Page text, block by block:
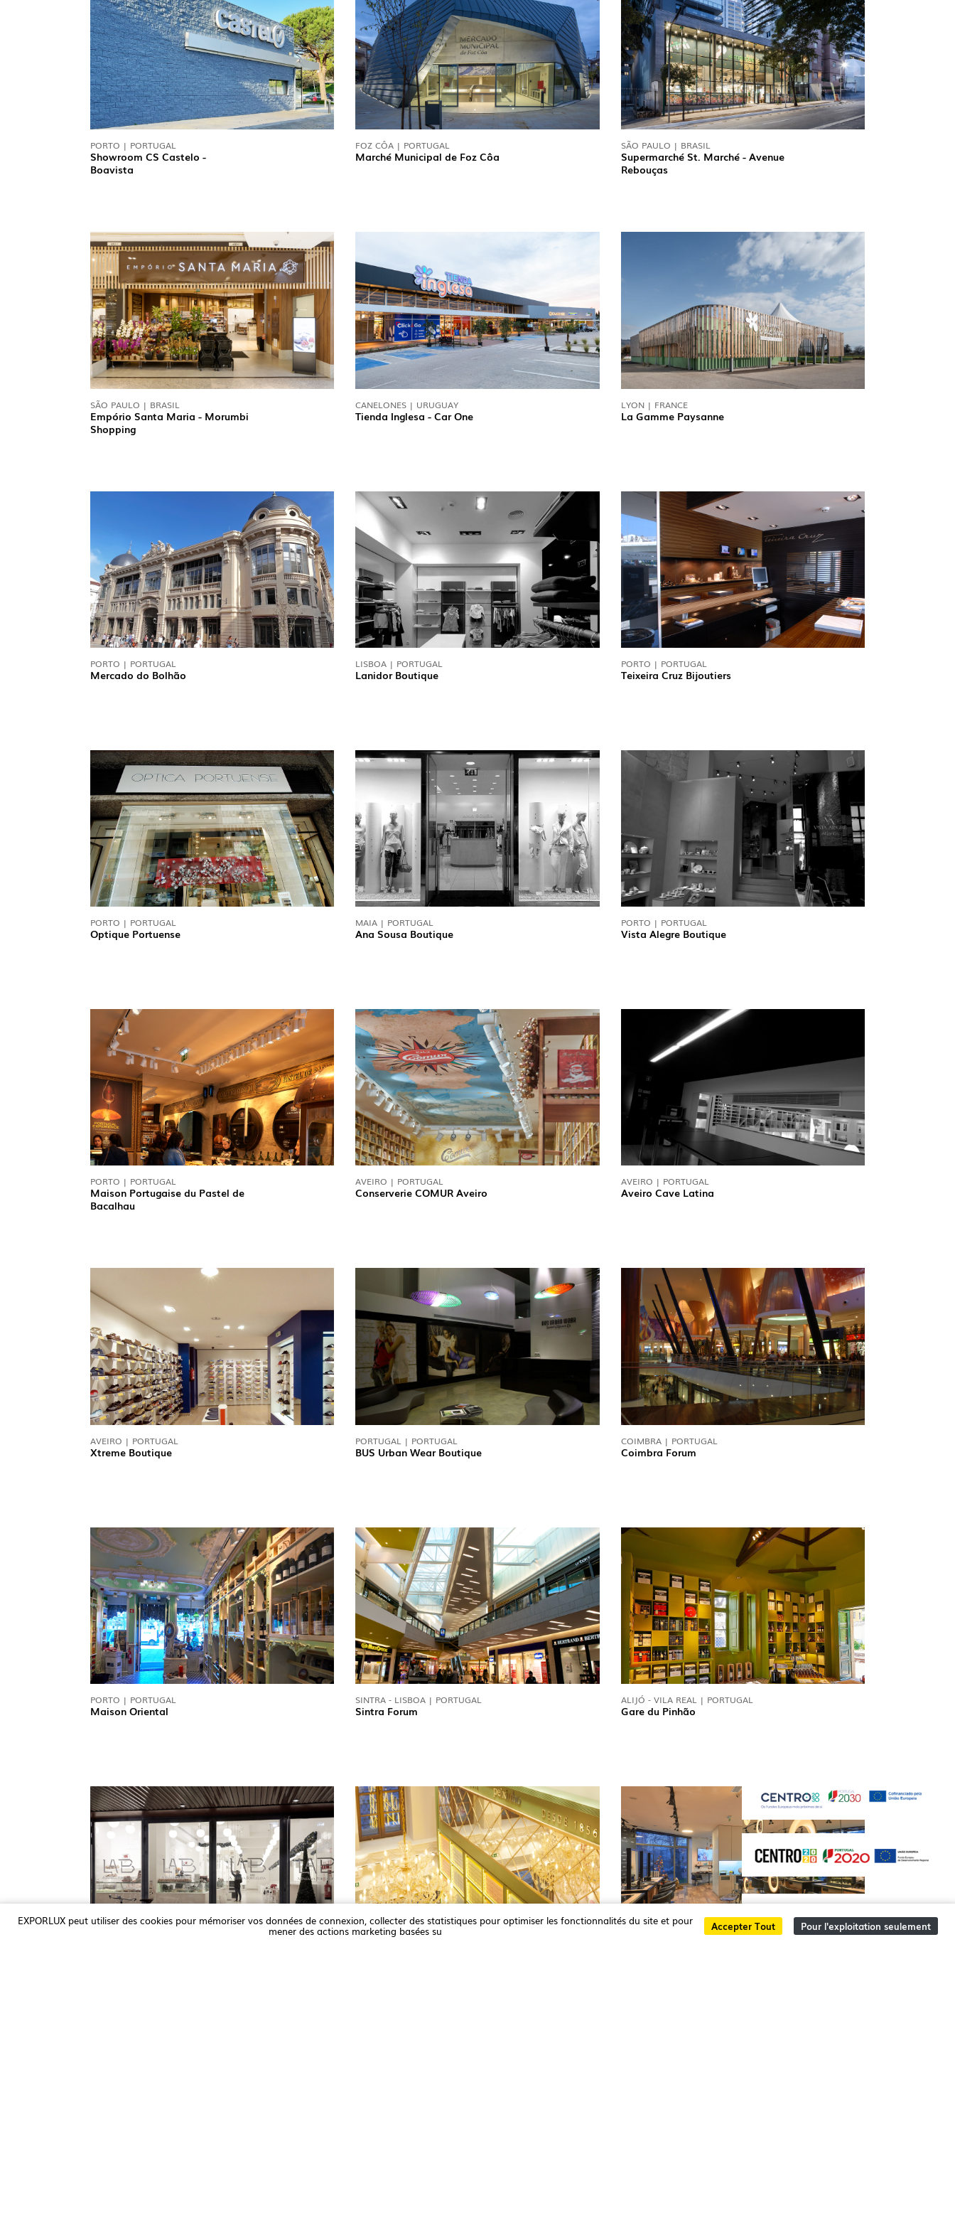
INTÉRIEUR (86)
EXTÉRIEUR (22)
TÉLÉCHARGEMENTS
PROJECTS
INFORMATION LÉGALE
NOUVELLES
CONTACTS
RAPPORTS
SUIVEZ-NOUS
EXPORLUX @ Q31 ÉCLAIRAGE DE
BÂTIMENT – ​​QUINTA DA FONTE
EXPORLUX@ EXPO 2020 DUBAI -
PAVILLON DU PORTUGAL
TOWER @ DESIGN EM SÃO BENTO
LOLIPOP @ BOSTON MAGAZINE
PORTO | PORTUGAL
Showroom CS Castelo -
Boavista
FOZ CÔA | PORTUGAL
Marché Municipal de Foz Côa
SÃO PAULO | BRASIL
Supermarché St. Marché - Avenue
Rebouças
SÃO PAULO | BRASIL
Empório Santa Maria - Morumbi
Shopping
CANELONES | URUGUAY
Tienda Inglesa - Car One
LYON | FRANCE
La Gamme Paysanne
PORTO | PORTUGAL
Mercado do Bolhão
LISBOA | PORTUGAL
Lanidor Boutique
PORTO | PORTUGAL
Teixeira Cruz Bijoutiers
PORTO | PORTUGAL
Optique Portuense
MAIA | PORTUGAL
Ana Sousa Boutique
PORTO | PORTUGAL
Vista Alegre Boutique
PORTO | PORTUGAL
Maison Portugaise du Pastel de
Bacalhau
AVEIRO | PORTUGAL
Conserverie COMUR Aveiro
AVEIRO | PORTUGAL
Aveiro Cave Latina
AVEIRO | PORTUGAL
Xtreme Boutique
PORTUGAL | PORTUGAL
BUS Urban Wear Boutique
COIMBRA | PORTUGAL
Coimbra Forum
PORTO | PORTUGAL
Maison Oriental
SINTRA - LISBOA | PORTUGAL
Sintra Forum
ALIJÓ - VILA REAL | PORTUGAL
Gare du Pinhão
EXPORLUX peut utiliser des cookies pour mémoriser vos données de connexion, collecter des statistiques pour optimiser les fonctionnalités du site et pour
mener des actions marketing basées su Accepter Tout Pour l'exploitation seulement